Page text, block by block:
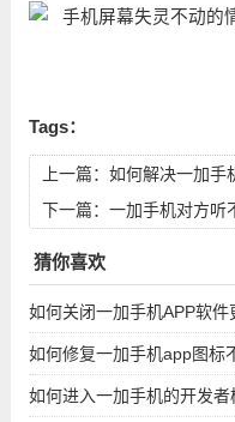
Tags：
上一篇： 如何解决一加手
下一篇： 一加手机对方听
猜你喜欢
如何关闭一加手机APP软件
如何修复一加手机app图标
如何进入一加手机的开发者